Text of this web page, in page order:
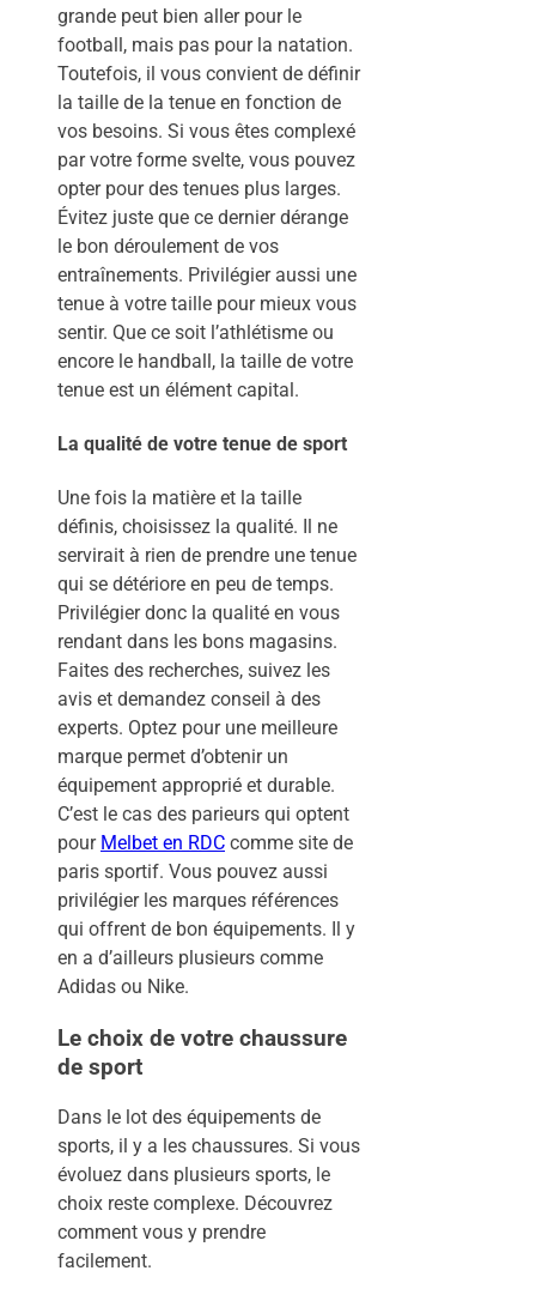
grande peut bien aller pour le
football, mais pas pour la natation.
Toutefois, il vous convient de définir
la taille de la tenue en fonction de
vos besoins. Si vous êtes complexé
par votre forme svelte, vous pouvez
opter pour des tenues plus larges.
Évitez juste que ce dernier dérange
le bon déroulement de vos
entraînements. Privilégier aussi une
tenue à votre taille pour mieux vous
sentir. Que ce soit l’athlétisme ou
encore le handball, la taille de votre
tenue est un élément capital.
La qualité de votre tenue de sport
Une fois la matière et la taille
définis, choisissez la qualité. Il ne
servirait à rien de prendre une tenue
qui se détériore en peu de temps.
Privilégier donc la qualité en vous
rendant dans les bons magasins.
Faites des recherches, suivez les
avis et demandez conseil à des
experts. Optez pour une meilleure
marque permet d’obtenir un
équipement approprié et durable.
C’est le cas des parieurs qui optent
pour Melbet en RDC comme site de
paris sportif. Vous pouvez aussi
privilégier les marques références
qui offrent de bon équipements. Il y
en a d’ailleurs plusieurs comme
Adidas ou Nike.
Le choix de votre chaussure
de sport
Dans le lot des équipements de
sports, il y a les chaussures. Si vous
évoluez dans plusieurs sports, le
choix reste complexe. Découvrez
comment vous y prendre
facilement.